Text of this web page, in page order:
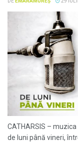
CATHARSIS –
de luni până vineri,